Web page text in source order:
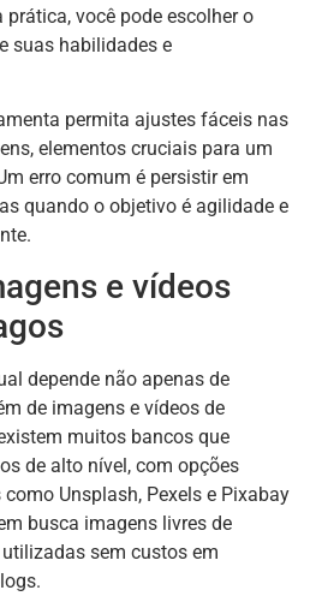
você pode escolher o
suas habilidades e
permita ajustes fáceis nas
elementos cruciais para um
erro comum é persistir em
quando o objetivo é agilidade e
e vídeos
depende não apenas de
de imagens e vídeos de
muitos bancos que
de alto nível, com opções
Unsplash, Pexels e Pixabay
busca imagens livres de
sem custos em